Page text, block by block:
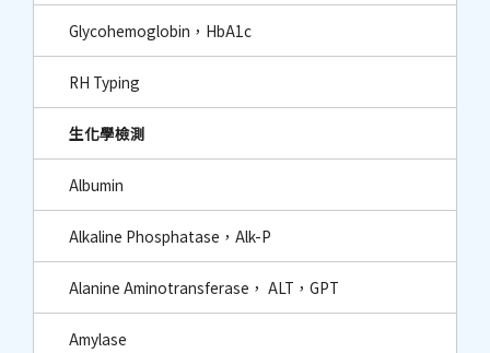
Glycohemoglobin，HbA1c
RH Typing
生化學檢測
Albumin
Alkaline Phosphatase，Alk-P
Alanine Aminotransferase， ALT，GPT
Amylase